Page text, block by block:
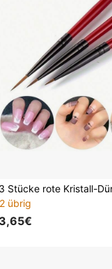
2 übrig
3,65€